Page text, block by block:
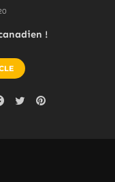
!